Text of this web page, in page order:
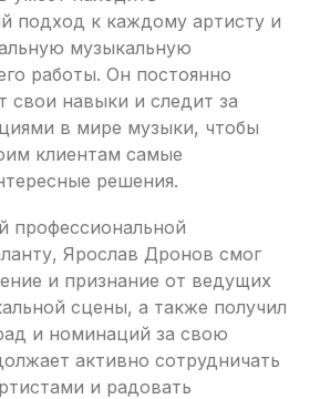
подход к каждому артисту и
музыкальную
работы. Он постоянно
свои навыки и следит за
в мире музыки, чтобы
клиентам самые
решения.
профессиональной
Ярослав Дронов смог
и признание от ведущих
сцены, а также получил
и номинаций за свою
активно сотрудничать
и радовать